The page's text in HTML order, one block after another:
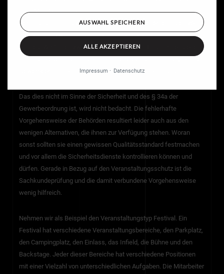
allen Mitarbeitern vorhanden sein, ist dies durchaus ein Grund die
Veranstaltung nicht zu genehmigen. Für die Behörden ist es völlig
irrelevant, um welche Bereiche und Positionen es sich dabei
handelt. Wir finden zwar auf Veranstaltungen fast nur Positionen
und Tätigkeiten, die nicht Sachkunde relevant sind (laut § 34a der
Gewerbeordnung), dies wird jedoch nicht berücksichtigt.
Das dies nicht im Sinne der Sicherheit und des § 34a der
Gewerbeordnung ist, wird nicht bedacht. Die fehlerhafte
Vorgehensweise der Behörden resultiert leider auch aus den
wenigen Alternativen, die ihnen zur Verfügung stehen. Woran
sonst sollten sie einen gewissen Qualitätsstandard festmachen
und vor allem die Sicherheitsdienste kontrollieren können und
dürfen. Gerade in Bezug auf den Veranstaltungsschutz ist die
Sachkundeprüfung und die damit verbundene Vorgehensweise
wenig hilfreich.
Nehmen wir als Beispiel den Veranstaltungstyp Festival. Ein
Festival hat verschiedene Veranstaltungsbereiche, den Parkplatz,
den Campingplatz, den Einlass, das Infield, die Bühne und den
Backstage. Jeder dieser Bereiche hat verschiedene Positionen
mit einer Vielzahl von unterschiedlichen Aufgaben. Die Mitarbeiter
AUSWAHL SPEICHERN
ALLE AKZEPTIEREN
Impressum Datenschutz